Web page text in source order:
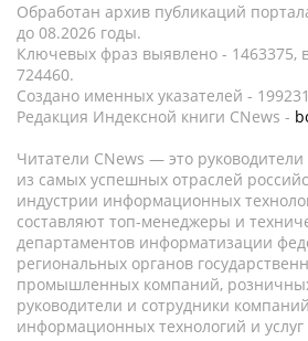
Обработан архив публикаций
до 08.2026 годы.
Ключевых фраз выявлено - 1463375,
724460.
Создано именных указателей -
Редакция Индексной книги CNews -
Читатели CNews — это
из самых успешных отраслей
индустрии информационных
составляют топ-менеджеры и
департаментов информатизации
региональных органов
промышленных компаний,
руководители и сотрудники
информационных технологий и услуг